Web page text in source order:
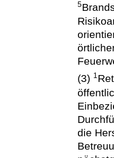
5
(3) 1
die